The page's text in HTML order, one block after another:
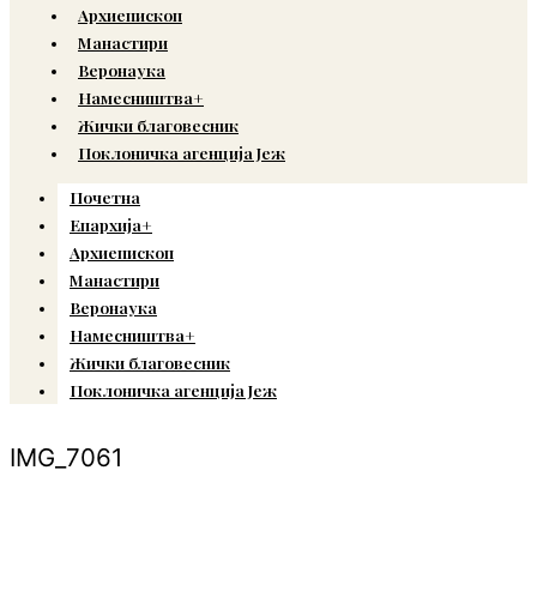
Архиепископ
Манастири
Веронаука
Намесништва+
Жички благовесник
Поклоничка агенција Јеж
Почетна
Епархија+
Архиепископ
Манастири
Веронаука
Намесништва+
Жички благовесник
Поклоничка агенција Јеж
IMG_7061